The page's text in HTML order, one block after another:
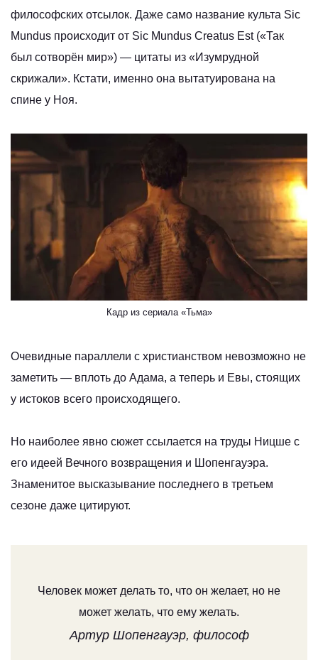
философских отсылок. Даже само название культа Sic
Mundus происходит от Sic Mundus Creatus Est («Так
был сотворён мир») — цитаты из «Изумрудной
скрижали». Кстати, именно она вытатуирована на
спине у Ноя.
Кадр из сериала «Тьма»
Очевидные параллели с христианством невозможно не
заметить — вплоть до Адама, а теперь и Евы, стоящих
у истоков всего происходящего.
Но наиболее явно сюжет ссылается на труды Ницше с
его идеей Вечного возвращения и Шопенгауэра.
Знаменитое высказывание последнего в третьем
сезоне даже цитируют.
Человек может делать то, что он желает, но не
может желать, что ему желать.
Артур Шопенгауэр, философ